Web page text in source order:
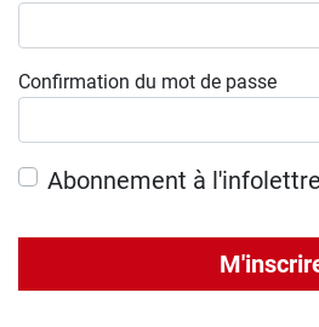
Confirmation du mot de passe
Abonnement à l'infolettre